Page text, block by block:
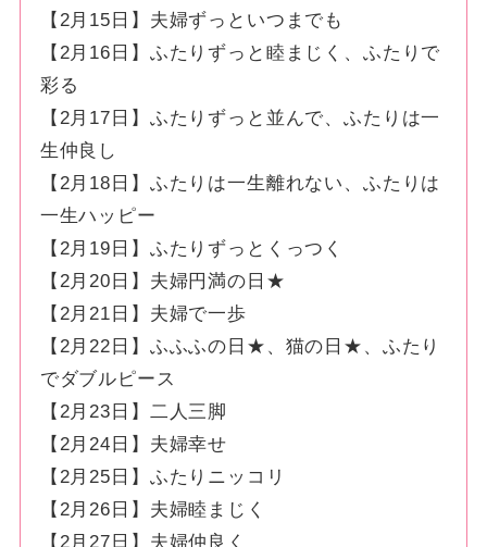
【2月15日】夫婦ずっといつまでも
【2月16日】ふたりずっと睦まじく、ふたりで
彩る
【2月17日】ふたりずっと並んで、ふたりは一
生仲良し
【2月18日】ふたりは一生離れない、ふたりは
一生ハッピー
【2月19日】ふたりずっとくっつく
【2月20日】夫婦円満の日★
【2月21日】夫婦で一歩
【2月22日】ふふふの日★、猫の日★、ふたり
でダブルピース
【2月23日】二人三脚
【2月24日】夫婦幸せ
【2月25日】ふたりニッコリ
【2月26日】夫婦睦まじく
【2月27日】夫婦仲良く